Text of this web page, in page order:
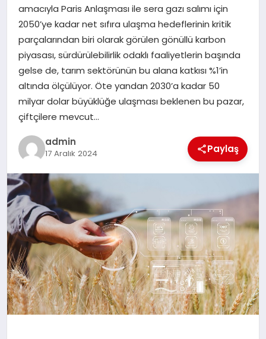
EKONOMI
SAĞLIK
DÜNYA
EĞITIM
amacıyla Paris Anlaşması ile sera gazı salımı için
2050’ye kadar net sıfıra ulaşma hedeflerinin kritik
parçalarından biri olarak görülen gönüllü karbon
piyasası, sürdürülebilirlik odaklı faaliyetlerin başında
gelse de, tarım sektörünün bu alana katkısı %1’in
altında ölçülüyor. Öte yandan 2030’a kadar 50
milyar dolar büyüklüğe ulaşması beklenen bu pazar,
çiftçilere mevcut…
admin
17 Aralık 2024 Paylaş